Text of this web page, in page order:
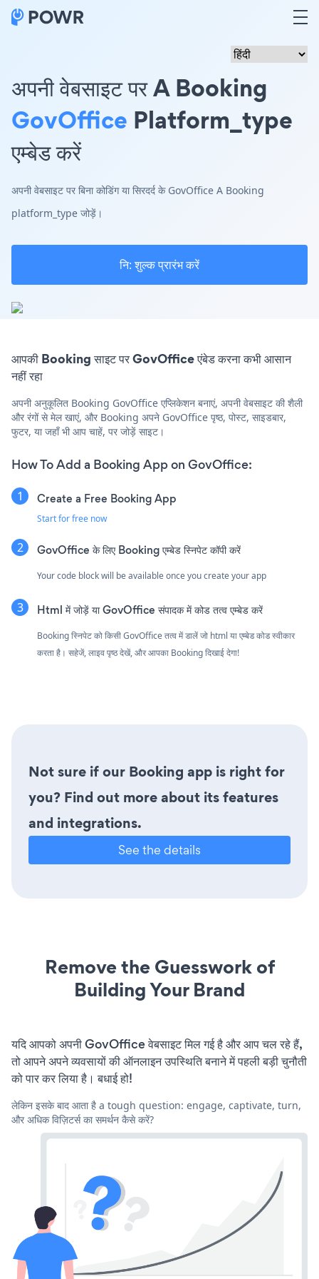
अपनी वेबसाइट पर A Booking
GovOffice Platform_type
एम्बेड करें
अपनी वेबसाइट पर बिना कोडिंग या सिरदर्द के GovOffice A Booking
platform_type जोड़ें।
नि: शुल्क प्रारंभ करें
आपकी Booking साइट पर GovOffice एंबेड करना कभी आसान
नहीं रहा
अपनी अनुकूलित Booking GovOffice एप्लिकेशन बनाएं, अपनी वेबसाइट की शैली
और रंगों से मेल खाएं, और Booking अपने GovOffice पृष्ठ, पोस्ट, साइडबार,
फुटर, या जहाँ भी आप चाहें, पर जोड़ें साइट।
How To Add a Booking App on GovOffice:
Create a Free Booking App
Start for free now
GovOffice के लिए Booking एम्बेड स्निपेट कॉपी करें
Your code block will be available once you create your app
Html में जोड़ें या GovOffice संपादक में कोड तत्व एम्बेड करें
Booking स्निपेट को किसी GovOffice तत्व में डालें जो html या एम्बेड कोड स्वीकार
करता है। सहेजें, लाइव पृष्ठ देखें, और आपका Booking दिखाई देगा!
Not sure if our Booking app is right for
you? Find out more about its features
and integrations.
See the details
Remove the Guesswork of
Building Your Brand
यदि आपको अपनी GovOffice वेबसाइट मिल गई है और आप चल रहे हैं,
तो आपने अपने व्यवसायों की ऑनलाइन उपस्थिति बनाने में पहली बड़ी चुनौती
को पार कर लिया है। बधाई हो!
लेकिन इसके बाद आता है a tough question: engage, captivate, turn,
और अधिक विज़िटर्स का समर्थन कैसे करें?